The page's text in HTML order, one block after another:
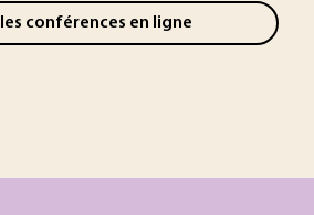
conférences en ligne